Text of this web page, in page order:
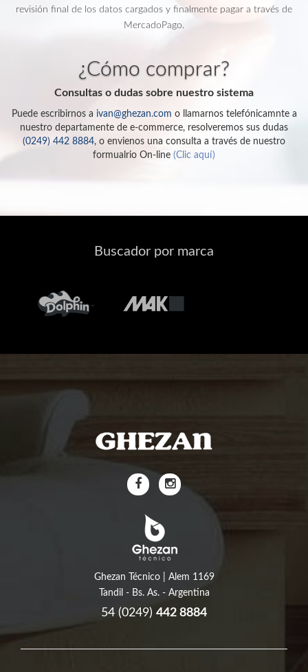
revisión final de los datos cargados y finalmente pagar a través de
MercadoPago.
¿Cómo comprar?
Consultas o dudas sobre nuestro sistema
Puede escribirnos a ivan@ghezan.com o llamarnos telefónicamnte a
nuestro departamente de e-commerce, resolveremos sus dudas
(0249) 442 8884, o envienos una consulta a través de nuestro
formualrio On-line (Clic aquí)
Buscador por marca
Ghezan Técnico | Alem 1169
Tandil - Bs. As. - Argentina
54 (0249) 442 8884